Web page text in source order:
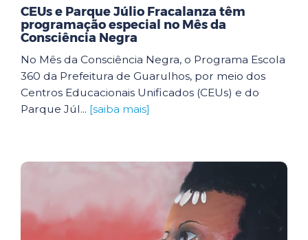
CEUs e Parque Júlio Fracalanza têm
programação especial no Mês da
Consciência Negra
No Mês da Consciência Negra, o Programa Escola
360 da Prefeitura de Guarulhos, por meio dos
Centros Educacionais Unificados (CEUs) e do
Parque Júl... [saiba mais]